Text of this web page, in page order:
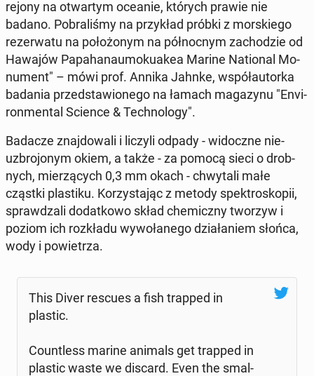
rejony na otwar­tym oceanie, których prawie nie
badano. Po­bra­li­śmy na przy­kład próbki z mor­skie­go
re­zer­wa­tu na po­ło­żo­nym na pół­noc­nym za­cho­dzie od
Hawajów Pa­pa­ha­nau­mo­ku­akea Marine Na­tio­nal Mo­
nu­ment" – mówi prof. Annika Jahnke, współ­au­tor­ka
badania przed­sta­wio­ne­go na łamach ma­ga­zy­nu "Envi­
ron­men­tal Science & Tech­no­lo­gy".
Badacze znaj­do­wa­li i liczyli odpady - wi­docz­ne nie­
uzbro­jo­nym okiem, a także - za pomocą sieci o drob­
nych, mie­rzą­cych 0,3 mm okach - chwy­ta­li małe
cząstki pla­sti­ku. Ko­rzy­sta­jąc z metody spek­tro­sko­pii,
spraw­dza­li do­dat­ko­wo skład che­micz­ny tworzyw i
poziom ich roz­kła­du wy­wo­ła­ne­go dzia­ła­niem słońca,
wody i po­wie­trza.
This Diver rescues a fish trapped in
plastic.
Co­un­tless marine animals get trapped in
plastic waste we discard. Even the smal­